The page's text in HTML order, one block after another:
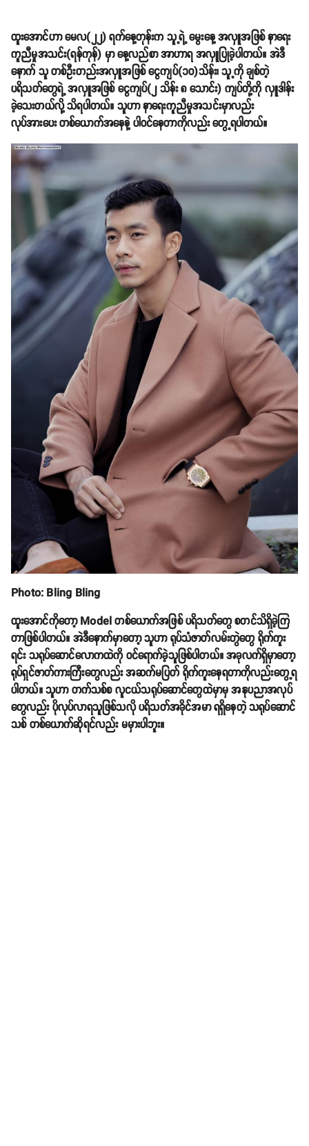
ထူးအောင်ဟာ မေလ(၂၂) ရက်နေ့တုန်းက သူ့ရဲ့ မွေးနေ့ အလှူအဖြစ် နာရေး
ကူညီမှုအသင်း(ရန်ကုန်) မှာ နေ့လည်စာ အာဟာရ အလှူပြုခဲ့ပါတယ်။ အဲဒီ
နောက် သူ တစ်ဦးတည်းအလှူအဖြစ် ငွေကျပ်(၁၀)သိန်း၊ သူ့ကို ချစ်တဲ့
ပရိသတ်တွေရဲ့ အလှူအဖြစ် ငွေကျပ်(၂ သိန်း ၈ သောင်း) ကျပ်တို့ကို လှူဒါန်း
ခဲ့သေးတယ်လို့ သိရပါတယ်။ သူဟာ နာရေးကူညီမှုအသင်းမှာလည်း
လုပ်အားပေး တစ်ယောက်အနေနဲ့ ပါဝင်နေတာကိုလည်း တွေ့ရပါတယ်။
Photo: Bling Bling
ထူးအောင်ကိုတော့ Model တစ်ယောက်အဖြစ် ပရိသတ်တွေ စတင်သိရှိခဲ့ကြ
တာဖြစ်ပါတယ်။ အဲဒီနောက်မှာတော့ သူဟာ ရုပ်သံဇာတ်လမ်းတွဲတွေ ရိုက်ကူး
ရင်း သရုပ်ဆောင်လောကထဲကို ဝင်ရောက်ခဲ့သူဖြစ်ပါတယ်။ အခုလက်ရှိမှာတော့
ရုပ်ရှင်ဇာတ်ကားကြီးတွေလည်း အဆက်မပြတ် ရိုက်ကူးနေရတာကိုလည်းတွေ့ရ
ပါတယ်။ သူဟာ တက်သစ်စ လူငယ်သရုပ်ဆောင်တွေထဲမှာမှ အနုပညာအလုပ်
တွေလည်း ပိုလုပ်လာရသူဖြစ်သလို ပရိသတ်အခိုင်အမာ ရရှိနေတဲ့ သရုပ်ဆောင်
သစ် တစ်ယောက်ဆိုရင်လည်း မမှားပါဘူး။